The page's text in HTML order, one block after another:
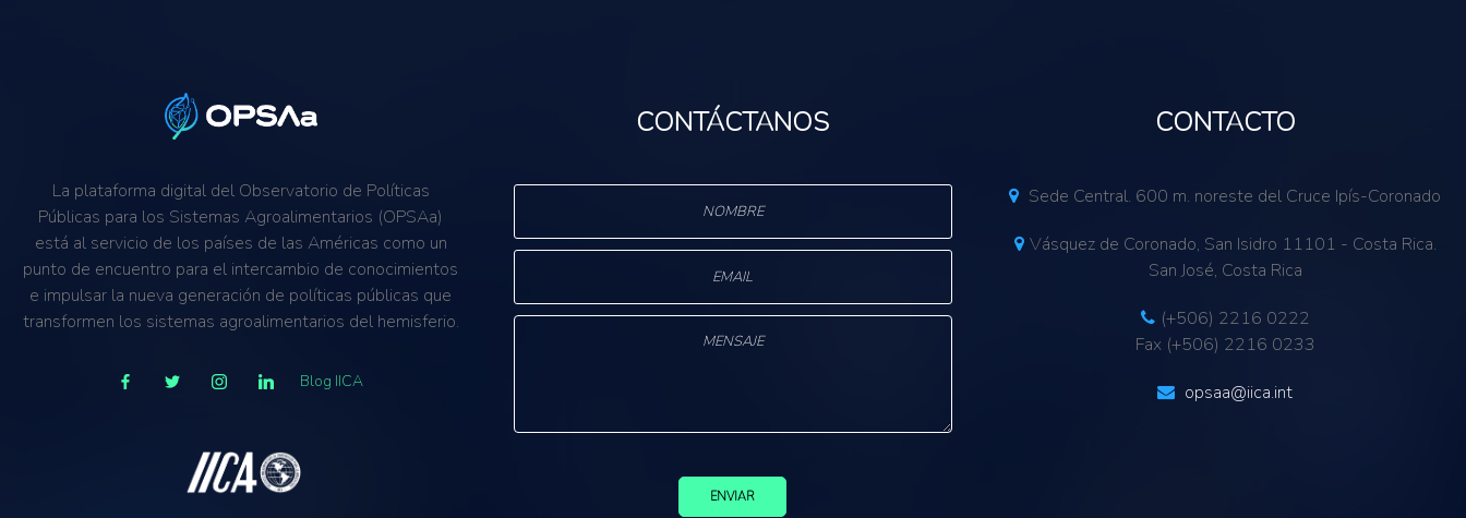
La plataforma digital del Observatorio de Políticas
Públicas para los Sistemas Agroalimentarios (OPSAa)
está al servicio de los países de las Américas como un
punto de encuentro para el intercambio de conocimientos
e impulsar la nueva generación de políticas públicas que
transformen los sistemas agroalimentarios del hemisferio.
Blog IICA
CONTÁCTANOS
ENVIAR
CONTACTO
Sede Central. 600 m. noreste del Cruce Ipís-Coronado
Vásquez de Coronado, San Isidro 11101 - Costa Rica.
San José, Costa Rica
(+506) 2216 0222
Fax (+506) 2216 0233
opsaa@iica.int